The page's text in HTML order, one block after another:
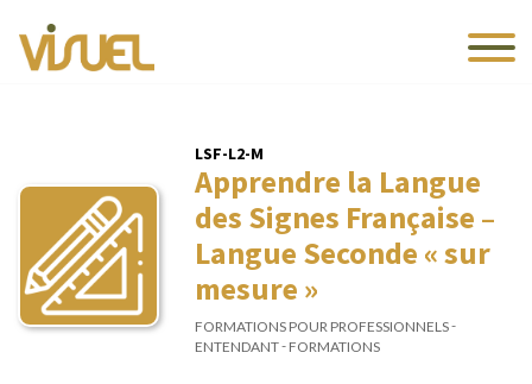
LSF-L2-M
Apprendre la Langue
des Signes Française –
Langue Seconde « sur
mesure »
FORMATIONS POUR PROFESSIONNELS-
ENTENDANT- FORMATIONS